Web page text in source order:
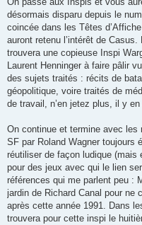
désormais disparu depuis le
coincée dans les Têtes
auront retenu l’intérêt de
trouvera une copieuse Inspi
Laurent Henninger à faire pâlir
des sujets traités : récits de
géopolitique, voire traités de
de travail, n’en jetez plus, il y
On continue et termine avec les
SF par Roland Wagner toujours
réutiliser de façon ludique (mais
pour des jeux avec qui le lien
références qui me parlent peu :
jardin de Richard Canal pour ne
après cette année 1991. Dans
trouvera pour cette inspi le